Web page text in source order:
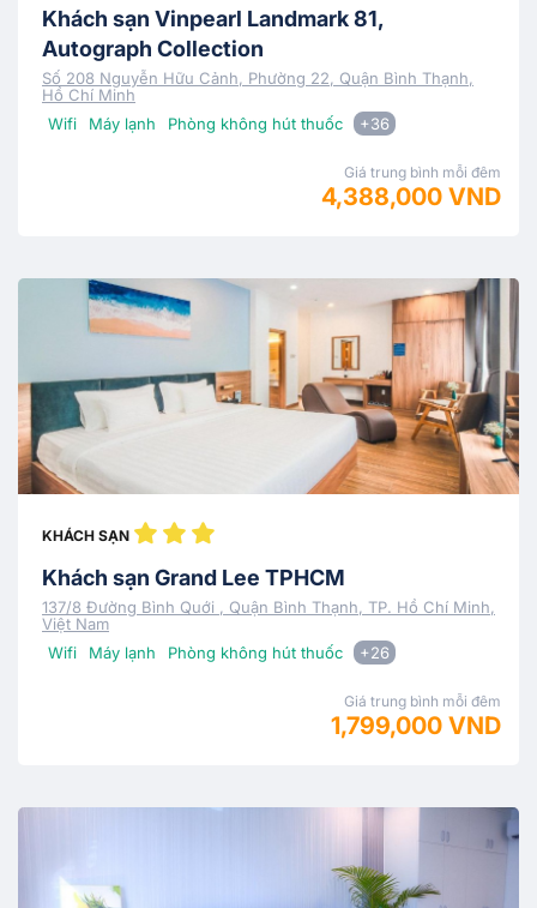
Khách sạn Vinpearl Landmark 81,
Autograph Collection
Số 208 Nguyễn Hữu Cảnh, Phường 22, Quận Bình Thạnh,
Hồ Chí Minh
Wifi
Máy lạnh Phòng không hút thuốc +36
Giá trung bình mỗi đêm
4,388,000 VND
KHÁCH SẠN
Khách sạn Grand Lee TPHCM
137/8 Đường Bình Quới , Quận Bình Thạnh, TP. Hồ Chí Minh,
Việt Nam
Wifi
Máy lạnh Phòng không hút thuốc +26
Giá trung bình mỗi đêm
1,799,000 VND